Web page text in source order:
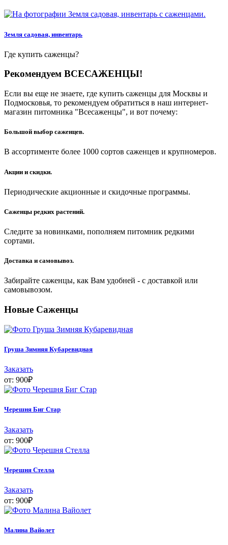
Земля садовая, инвентарь
Где купить саженцы?
Рекомендуем ВСЕСАЖЕНЦЫ!
Если вы еще не знаете, где купить саженцы для Москвы и
Подмосковья, то рекомендуем обратиться в наш интернет-
магазин питомника "Всесаженцы", и вот почему:
Большой выбор саженцев.
В ассортименте более 1000 сортов саженцев и крупномеров.
Акции и скидки.
Периодические акционные и скидочные программы.
Саженцы редких растений.
Следите за новинками, пополняем питомник редкими
сортами.
Доставка и самовывоз.
Забирайте саженцы, как Вам удобней - с доставкой или
самовывозом.
Новые Саженцы
Груша Зимняя Кубаревидная
Заказать
от: 900₽
Черешня Биг Стар
Заказать
от: 900₽
Черешня Стелла
Заказать
от: 900₽
Малина Вайолет